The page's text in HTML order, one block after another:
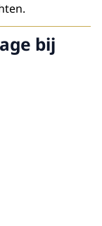
bij